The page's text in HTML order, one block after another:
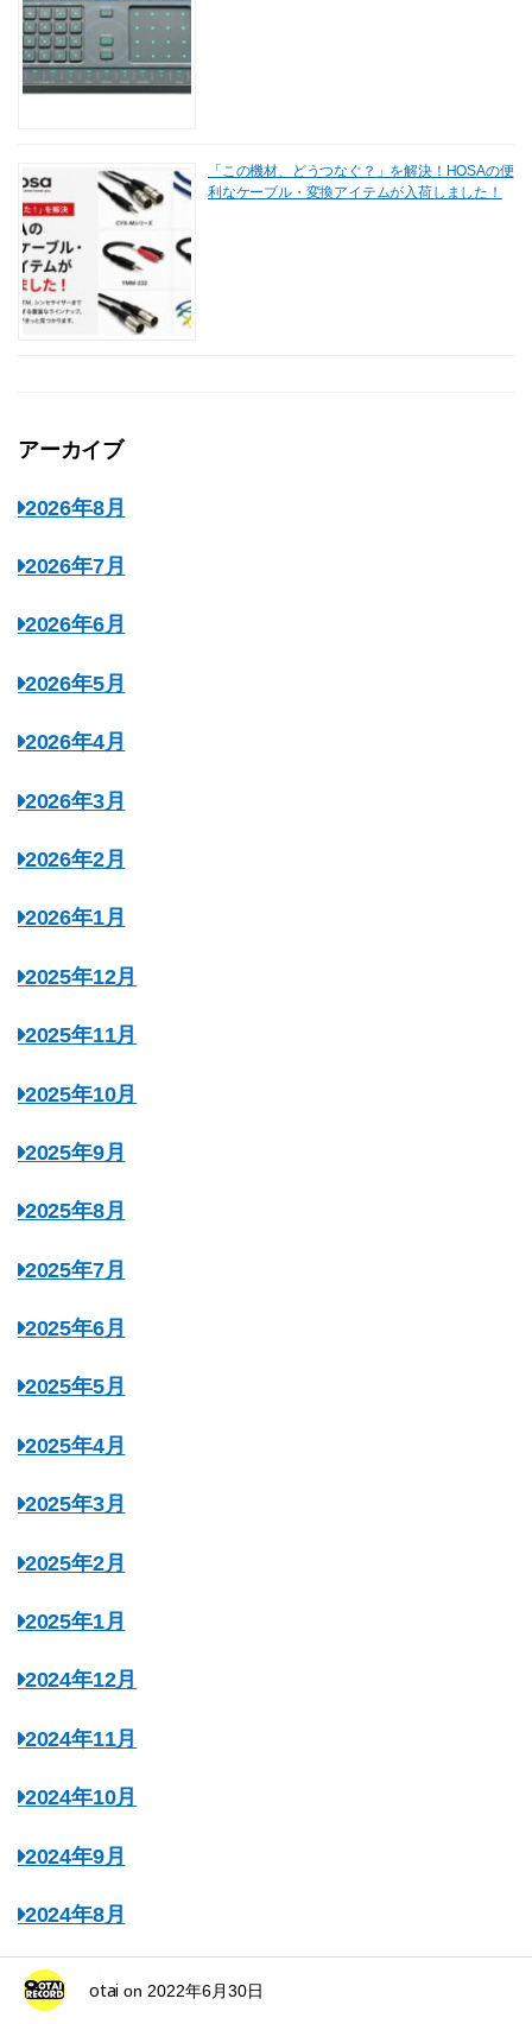
「この機材、どうつなぐ？」を解決！HOSAの便
利なケーブル・変換アイテムが入荷しました！
アーカイブ
2026年8月
2026年7月
2026年6月
2026年5月
2026年4月
2026年3月
2026年2月
2026年1月
2025年12月
2025年11月
2025年10月
2025年9月
2025年8月
2025年7月
2025年6月
2025年5月
2025年4月
2025年3月
2025年2月
2025年1月
2024年12月
2024年11月
2024年10月
2024年9月
2024年8月
2024年7月
otai on 2022年6月30日